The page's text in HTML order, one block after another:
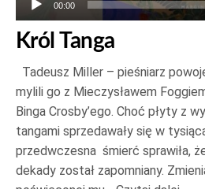
00:00
Król Tanga
Tadeusz Miller – pieśniarz
mylili go z Mieczysławem
Binga Crosby’ego. Choć płyty z
tangami sprzedawały się w
przedwczesna śmierć sprawiła,
dekady został zapomniany.